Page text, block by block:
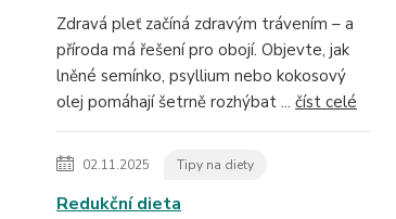
Zdravá pleť začíná zdravým trávením – a
příroda má řešení pro obojí. Objevte, jak
lněné semínko, psyllium nebo kokosový
olej pomáhají šetrně rozhýbat ... číst celé
02.11.2025 Tipy na diety
Redukční dieta